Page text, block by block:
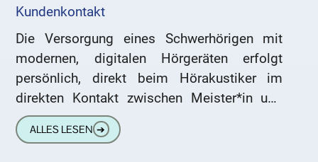
Kundenkontakt
Die Versorgung eines Schwerhörigen mit
modernen, digitalen Hörgeräten erfolgt
persönlich, direkt beim Hörakustiker im
direkten Kontakt zwischen Meister*in und
Kunden. Moderne Hörgeräte sind aus der
Ferne anpassbar. Das bedeutet, dass
ALLES LESEN ➔